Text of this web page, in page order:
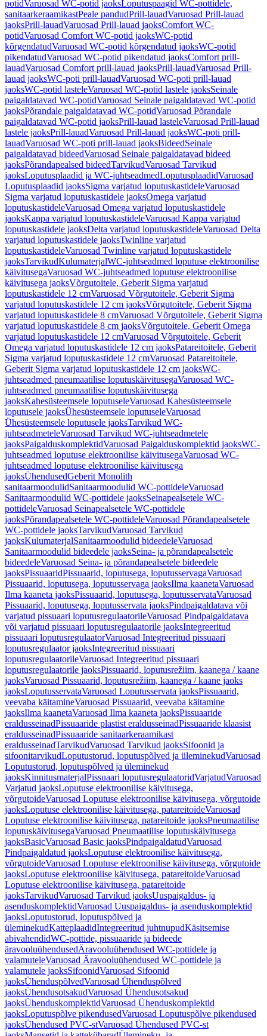
potidVaruosad WC-potid jaoksLoputuspaagid WC-pottidele,
sanitaarkeraamikastPeale pandudPrill-lauadVaruosad Prill-lauad
jaoksPrill-lauadVaruosad Prill-lauad jaoksComfort WC-
potidVaruosad Comfort WC-potid jaoksWC-potid
kõrgendatudVaruosad WC-potid kõrgendatud jaoksWC-potid
pikendatudVaruosad WC-potid pikendatud jaoksComfort prill-
lauadVaruosad Comfort prill-lauad jaoksPrill-lauadVaruosad Prill-
lauad jaoksWC-poti prill-lauadVaruosad WC-poti prill-lauad
jaoksWC-potid lasteleVaruosad WC-potid lastele jaoksSeinale
paigaldatavad WC-potidVaruosad Seinale paigaldatavad WC-potid
jaoksPõrandale paigaldatavad WC-potidVaruosad Põrandale
paigaldatavad WC-potid jaoksPrill-lauad lasteleVaruosad Prill-lauad
lastele jaoksPrill-lauadVaruosad Prill-lauad jaoksWC-poti prill-
lauadVaruosad WC-poti prill-lauad jaoksBideedSeinale
paigaldatavad bideedVaruosad Seinale paigaldatavad bideed
jaoksPõrandapealsed bideedTarvikudVaruosad Tarvikud
jaoksLoputusplaadid ja WC-juhtseadmedLoputusplaadidVaruosad
Loputusplaadid jaoksSigma varjatud loputuskastideleVaruosad
Sigma varjatud loputuskastidele jaoksOmega varjatud
loputuskastideleVaruosad Omega varjatud loputuskastidele
jaoksKappa varjatud loputuskastideleVaruosad Kappa varjatud
loputuskastidele jaoksDelta varjatud loputuskastideleVaruosad Delta
varjatud loputuskastidele jaoksTwinline varjatud
loputuskastideleVaruosad Twinline varjatud loputuskastidele
jaoksTarvikudKulumaterjalWC-juhtseadmed loputuse elektroonilise
käivitusegaVaruosad WC-juhtseadmed loputuse elektroonilise
käivitusega jaoksVõrgutoitele, Geberit Sigma varjatud
loputuskastidele 12 cmVaruosad Võrgutoitele, Geberit Sigma
varjatud loputuskastidele 12 cm jaoksVõrgutoitele, Geberit Sigma
varjatud loputuskastidele 8 cmVaruosad Võrgutoitele, Geberit Sigma
varjatud loputuskastidele 8 cm jaoksVõrgutoitele, Geberit Omega
varjatud loputuskastidele 12 cmVaruosad Võrgutoitele, Geberit
Omega varjatud loputuskastidele 12 cm jaoksPatareitoitele, Geberit
Sigma varjatud loputuskastidele 12 cmVaruosad Patareitoitele,
Geberit Sigma varjatud loputuskastidele 12 cm jaoksWC-
juhtseadmed pneumaatilise loputuskäivitusegaVaruosad WC-
juhtseadmed pneumaatilise loputuskäivitusega
jaoksKahesüsteemsele loputuseleVaruosad Kahesüsteemsele
loputusele jaoksÜhesüsteemsele loputuseleVaruosad
Ühesüsteemsele loputusele jaoksTarvikud WC-
juhtseadmeteleVaruosad Tarvikud WC-juhtseadmetele
jaoksPaigalduskomplektidVaruosad Paigalduskomplektid jaoksWC-
juhtseadmed loputuse elektroonilise käivitusegaVaruosad WC-
juhtseadmed loputuse elektroonilise käivitusega
jaoksÜhendusedGeberit Monolith
sanitaarmoodulidSanitaarmoodulid WC-pottideleVaruosad
Sanitaarmoodulid WC-pottidele jaoksSeinapealsetele WC-
pottideleVaruosad Seinapealsetele WC-pottidele
jaoksPõrandapealsetele WC-pottideleVaruosad Põrandapealsetele
WC-pottidele jaoksTarvikudVaruosad Tarvikud
jaoksKulumaterjalSanitaarmoodulid bideedeleVaruosad
Sanitaarmoodulid bideedele jaoksSeina- ja põrandapealsetele
bideedeleVaruosad Seina- ja põrandapealsetele bideedele
jaoksPissuaaridPissuaarid, loputusega, loputusservagaVaruosad
Pissuaarid, loputusega, loputusservaga jaoksIlma kaanetaVaruosad
Ilma kaaneta jaoksPissuaarid, loputusega, loputusservataVaruosad
Pissuaarid, loputusega, loputusservata jaoksPindpaigaldatava või
varjatud pissuaari loputusregulaatorileVaruosad Pindpaigaldatava
või varjatud pissuaari loputusregulaatorile jaoksIntegreeritud
pissuaari loputusregulaatorVaruosad Integreeritud pissuaari
loputusregulaator jaoksIntegreeritud pissuaari
loputusregulaatorileVaruosad Integreeritud pissuaari
loputusregulaatorile jaoksPissuaarid, loputusrežiim, kaanega / kaane
jaoksVaruosad Pissuaarid, loputusrežiim, kaanega / kaane jaoks
jaoksLoputusservataVaruosad Loputusservata jaoksPissuaarid,
veevaba käitamineVaruosad Pissuaarid, veevaba käitamine
jaoksIlma kaanetaVaruosad Ilma kaaneta jaoksPissuaaride
eraldusseinadPissuaaride plastist eraldusseinadPissuaaride klaasist
eraldusseinadPissuaaride sanitaarkeraamikast
eraldusseinadTarvikudVaruosad Tarvikud jaoksSifoonid ja
sifoonitarvikudLoputustorud, loputuspõlved ja üleminekudVaruosad
Loputustorud, loputuspõlved ja üleminekud
jaoksKinnitusmaterjalPissuaari loputusregulaatoridVarjatudVaruosad
Varjatud jaoksLoputuse elektroonilise käivitusega,
võrgutoideVaruosad Loputuse elektroonilise käivitusega, võrgutoide
jaoksLoputuse elektroonilise käivitusega, patareitoideVaruosad
Loputuse elektroonilise käivitusega, patareitoide jaoksPneumaatilise
loputuskäivitusegaVaruosad Pneumaatilise loputuskäivitusega
jaoksBasicVaruosad Basic jaoksPindpaigaldatudVaruosad
Pindpaigaldatud jaoksLoputuse elektroonilise käivitusega,
võrgutoideVaruosad Loputuse elektroonilise käivitusega, võrgutoide
jaoksLoputuse elektroonilise käivitusega, patareitoideVaruosad
Loputuse elektroonilise käivitusega, patareitoide
jaoksTarvikudVaruosad Tarvikud jaoksUuspaigaldus- ja
asenduskomplektidVaruosad Uuspaigaldus- ja asenduskomplektid
jaoksLoputustorud, loputuspõlved ja
üleminekudKatteplaadidIntegreeritud juhtnupudKäsitsemise
abivahendidWC-pottide, pissuaaride ja bideede
äravooluühendusedÄravooluühendused WC-pottidele ja
valamuteleVaruosad Äravooluühendused WC-pottidele ja
valamutele jaoksSifoonidVaruosad Sifoonid
jaoksÜhenduspõlvedVaruosad Ühenduspõlved
jaoksÜhendusotsakudVaruosad Ühendusotsakud
jaoksÜhenduskomplektidVaruosad Ühenduskomplektid
jaoksLoputuspõlve pikendusedVaruosad Loputuspõlve pikendused
jaoksÜhendused PVC-stVaruosad Ühendused PVC-st